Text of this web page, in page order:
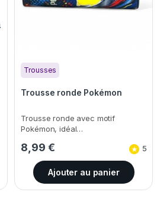
Trousses
Trousse ronde Pokémon
Trousse ronde avec motif
Pokémon, idéal…
8,99 € 5
Ajouter au panier